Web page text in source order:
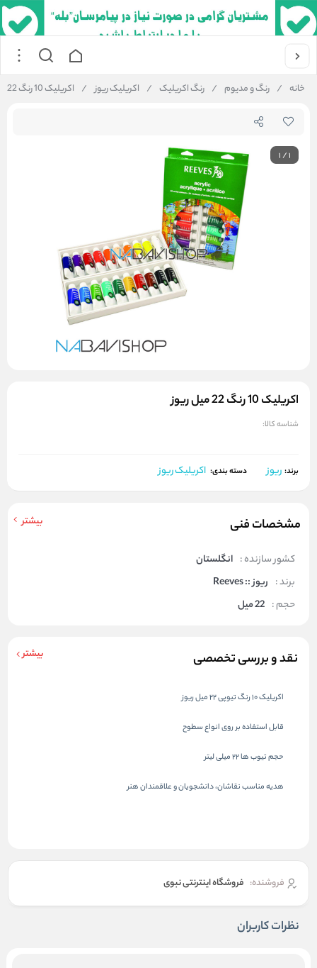
خانه / رنگ و مدیوم / رنگ اکریلیک / اکریلیک ریوز / اکریلیک 10 رنگ 22 میل ریوز
1/1
اکریلیک 10 رنگ 22 میل ریوز
شناسه کالا:
برند: ریوز دسته بندی: اکریلیک ریوز
مشخصات فنی بیشتر
کشور سازنده : انگلستان
برند : ریوز :: Reeves
حجم : 22 میل
نقد و بررسی تخصصی بیشتر
اکریلیک 10 رنگ تیوپی 22 میل ریوز
قابل استفاده بر روی انواع سطوح
حجم تیوب ها 22 میلی لیتر
هدیه مناسب نقاشان، دانشجویان و علاقمندان هنر
فروشنده: فروشگاه اینترنتی نبوی
نظرات کاربران